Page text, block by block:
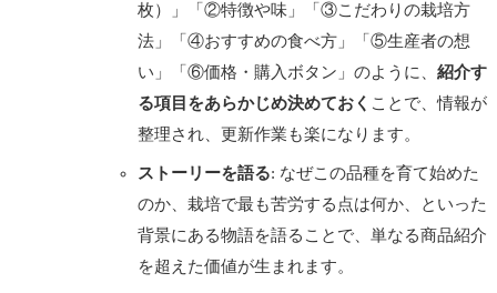
枚）」「②特徴や味」「③こだわりの栽培方
法」「④おすすめの食べ方」「⑤生産者の想
い」「⑥価格・購入ボタン」のように、 紹介す
る項目をあらかじめ決めておく ことで、情報が
整理され、更新作業も楽になります。
ストーリーを語る: なぜこの品種を育て始めた
のか、栽培で最も苦労する点は何か、といった
背景にある物語を語ることで、単なる商品紹介
を超えた価値が生まれます。